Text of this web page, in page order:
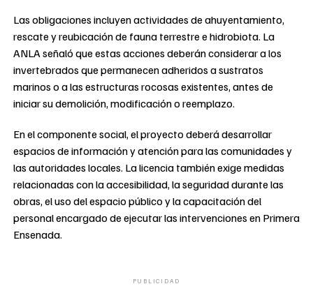
Las obligaciones incluyen actividades de ahuyentamiento,
rescate y reubicación de fauna terrestre e hidrobiota. La
ANLA señaló que estas acciones deberán considerar a los
invertebrados que permanecen adheridos a sustratos
marinos o a las estructuras rocosas existentes, antes de
iniciar su demolición, modificación o reemplazo.
En el componente social, el proyecto deberá desarrollar
espacios de información y atención para las comunidades y
las autoridades locales. La licencia también exige medidas
relacionadas con la accesibilidad, la seguridad durante las
obras, el uso del espacio público y la capacitación del
personal encargado de ejecutar las intervenciones en Primera
Ensenada.
PUBLICIDAD